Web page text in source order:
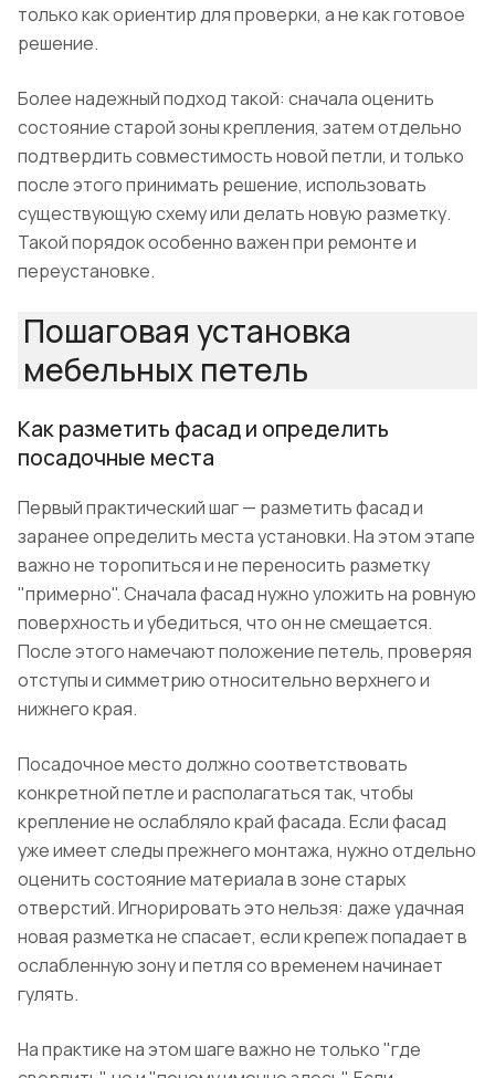
только как ориентир для проверки, а не как готовое
решение.
Более надежный подход такой: сначала оценить
состояние старой зоны крепления, затем отдельно
подтвердить совместимость новой петли, и только
после этого принимать решение, использовать
существующую схему или делать новую разметку.
Такой порядок особенно важен при ремонте и
переустановке.
Пошаговая установка
мебельных петель
Как разметить фасад и определить
посадочные места
Первый практический шаг — разметить фасад и
заранее определить места установки. На этом этапе
важно не торопиться и не переносить разметку
"примерно". Сначала фасад нужно уложить на ровную
поверхность и убедиться, что он не смещается.
После этого намечают положение петель, проверяя
отступы и симметрию относительно верхнего и
нижнего края.
Посадочное место должно соответствовать
конкретной петле и располагаться так, чтобы
крепление не ослабляло край фасада. Если фасад
уже имеет следы прежнего монтажа, нужно отдельно
оценить состояние материала в зоне старых
отверстий. Игнорировать это нельзя: даже удачная
новая разметка не спасает, если крепеж попадает в
ослабленную зону и петля со временем начинает
гулять.
На практике на этом шаге важно не только "где